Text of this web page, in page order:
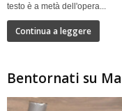
testo è a metà dell'opera...
Continua a leggere
Bentornati su